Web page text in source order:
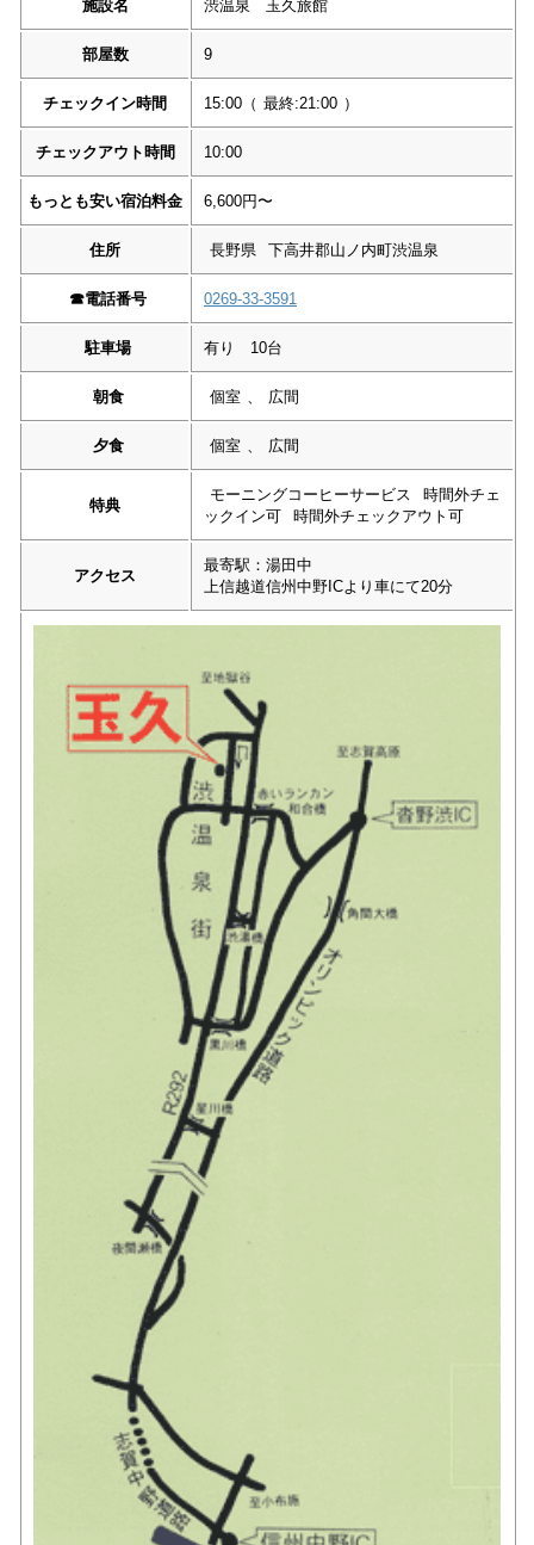
施設名 渋温泉 玉久旅館
部屋数 9
チェックイン時間 15:00 （ 最終:21:00 ）
チェックアウト時間 10:00
もっとも安い宿泊料金 6,600円〜
住所 長野県 下高井郡山ノ内町渋温泉
☎︎電話番号 0269-33-3591
駐車場 有り 10台
朝食 個室 、 広間
夕食 個室 、 広間
特典
モーニングコーヒーサービス
時間外チェ
ックイン可
時間外チェックアウト可
アクセス
最寄駅：湯田中
上信越道信州中野ICより車にて20分